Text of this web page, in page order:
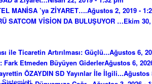
Sistemleri
MANİSA ’ya ZİYARET….Ağustos 2, 2019 -
SATCOM VİSİON DA BULUŞUYOR …Ekim
ile Ticaretin Artırılması: Güçlü...Ağustos 6,
Etmeden Büyüyen GiderlerAğustos 6,
ÖZAYDIN SD Yayınlar İle İlgili...Ağustos